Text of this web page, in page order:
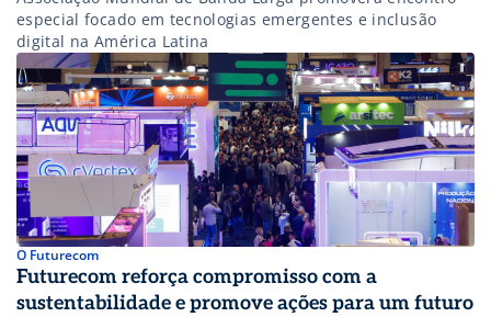
especial focado em tecnologias emergentes e inclusão
digital na América Latina
O Futurecom
Futurecom reforça compromisso com a
sustentabilidade e promove ações para um futuro